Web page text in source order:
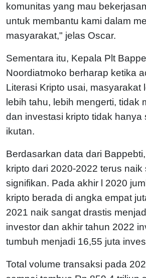
komunitas yang mau
untuk membantu kami dalam
masyarakat," jelas Oscar.
Sementara itu, Kepala Plt
Noordiatmoko berharap ketika
Literasi Kripto usai, masyarakat
lebih tahu, lebih mengerti, tidak
dan investasi kripto tidak hanya
ikutan.
Berdasarkan data dari
kripto dari 2020-2022 terus naik
signifikan. Pada akhir l 2020
kripto berada di angka empat
2021 naik sangat drastis
investor dan akhir tahun 2022
tumbuh menjadi 16,55 juta
Total volume transaksi pada